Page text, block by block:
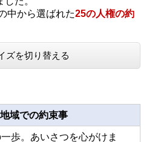
中から選ばれた25の人権の約
ズを切り替える
域での約束事
歩。あいさつを心がけま